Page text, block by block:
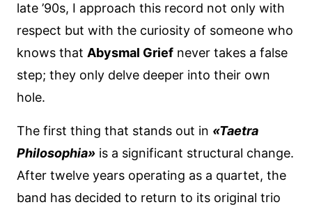
late ’90s, I approach this record not only with
respect but with the curiosity of someone who
knows that Abysmal Grief never takes a false
step; they only delve deeper into their own
hole.
The first thing that stands out in «Taetra
Philosophia» is a significant structural change.
After twelve years operating as a quartet, the
band has decided to return to its original trio